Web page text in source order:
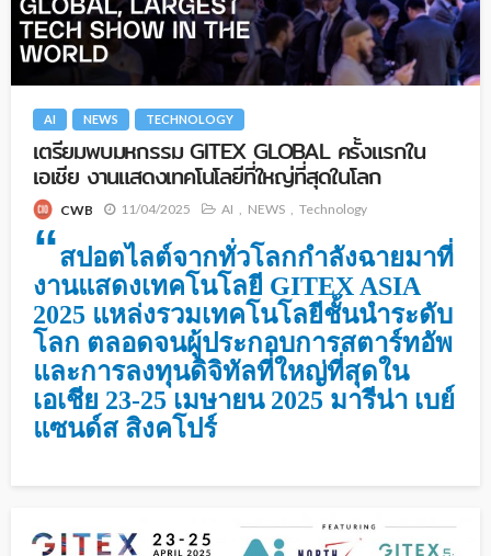
AI NEWS TECHNOLOGY
เตรียมพบมหกรรม GITEX GLOBAL ครั้งแรกใน
เอเชีย งานแสดงเทคโนโลยีที่ใหญ่ที่สุดในโลก
CWB 11/04/2025 AI NEWS Technology
“สปอตไลต์จากทั่วโลกกำลังฉายมาที่
งานแสดงเทคโนโลยี GITEX ASIA
2025 แหล่งรวมเทคโนโลยีชั้นนำระดับ
โลก ตลอดจนผู้ประกอบการสตาร์ทอัพ
และการลงทุนดิจิทัลที่ใหญ่ที่สุดใน
เอเชีย 23-25 ​​เมษายน 2025 มารีน่า เบย์
แซนด์ส สิงคโปร์